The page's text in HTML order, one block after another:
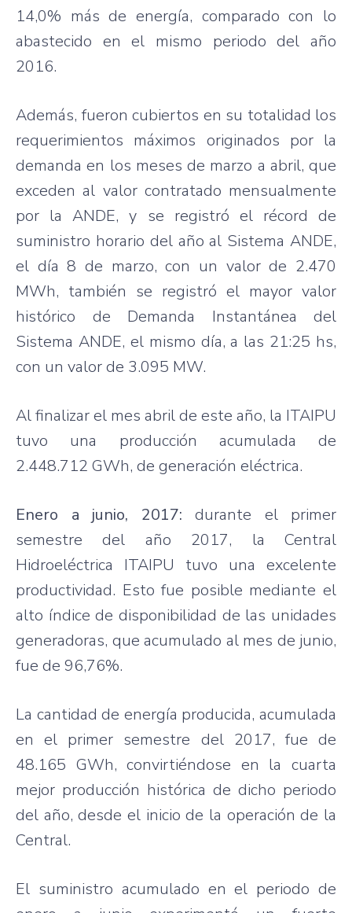
14,0% más de energía, comparado con lo
abastecido en el mismo periodo del año
2016.
Además, fueron cubiertos en su totalidad los
requerimientos máximos originados por la
demanda en los meses de marzo a abril, que
exceden al valor contratado mensualmente
por la ANDE, y se registró el récord de
suministro horario del año al Sistema ANDE,
el día 8 de marzo, con un valor de 2.470
MWh, también se registró el mayor valor
histórico de Demanda Instantánea del
Sistema ANDE, el mismo día, a las 21:25 hs,
con un valor de 3.095 MW.
Al finalizar el mes abril de este año, la ITAIPU
tuvo una producción acumulada de
2.448.712 GWh, de generación eléctrica.
Enero a junio, 2017: durante el primer
semestre del año 2017, la Central
Hidroeléctrica ITAIPU tuvo una excelente
productividad. Esto fue posible mediante el
alto índice de disponibilidad de las unidades
generadoras, que acumulado al mes de junio,
fue de 96,76%.
La cantidad de energía producida, acumulada
en el primer semestre del 2017, fue de
48.165 GWh, convirtiéndose en la cuarta
mejor producción histórica de dicho periodo
del año, desde el inicio de la operación de la
Central.
El suministro acumulado en el periodo de